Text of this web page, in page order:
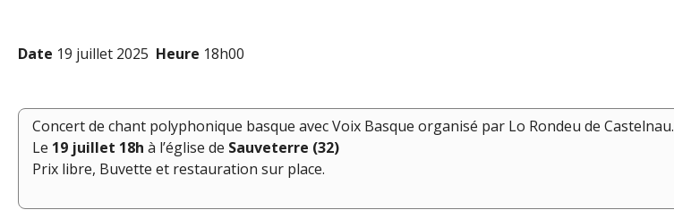
Date 19 juillet 2025 Heure 18h00
Concert de chant polyphonique basque avec Voix Basque organisé par Lo Rondeu de Castelnau.
Le 19 juillet 18h à l’église de Sauveterre (32)
Prix libre, Buvette et restauration sur place.